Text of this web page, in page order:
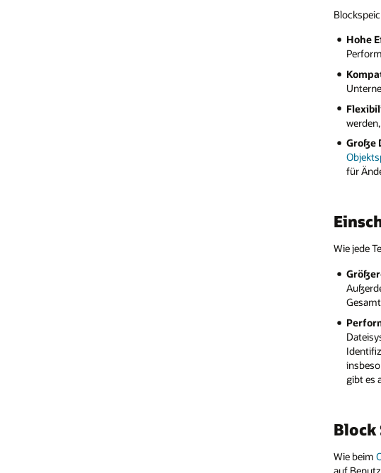
Hohe
Große
für
Wie jede
gibt es
Wie beim